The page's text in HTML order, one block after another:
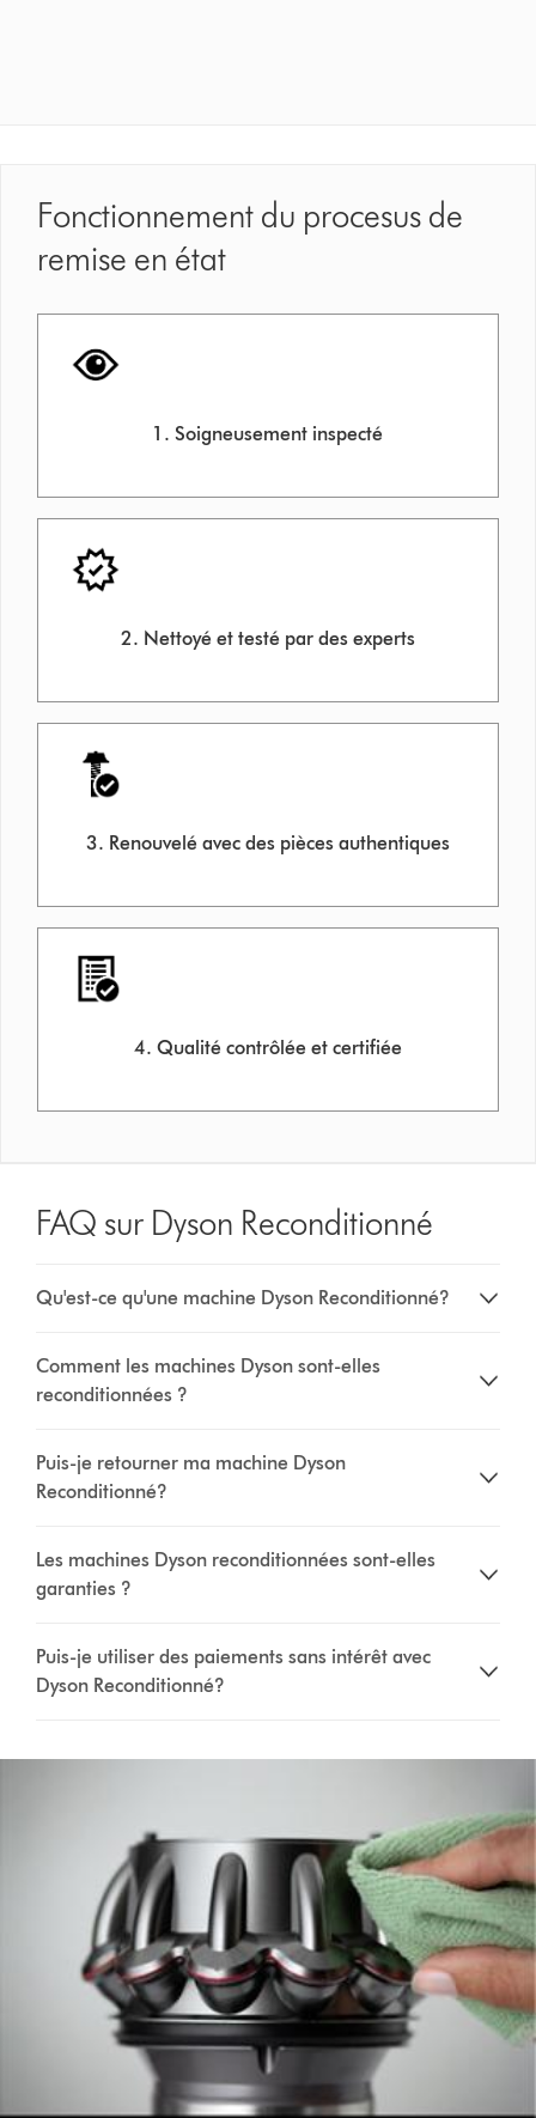
Fonctionnement du procesus de
remise en état
1. Soigneusement inspecté
2. Nettoyé et testé par des experts
3. Renouvelé avec des pièces authentiques
4. Qualité contrôlée et certifiée
FAQ sur Dyson Reconditionné
Qu'est-ce qu'une machine Dyson Reconditionné?
Comment les machines Dyson sont-elles
reconditionnées ?
Puis-je retourner ma machine Dyson
Reconditionné?
Les machines Dyson reconditionnées sont-elles
garanties ?
Puis-je utiliser des paiements sans intérêt avec
Dyson Reconditionné?